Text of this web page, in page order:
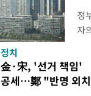
정
자
최
도
실
정치
金·宋, '선거 책임'
공세…鄭 "반명 외치